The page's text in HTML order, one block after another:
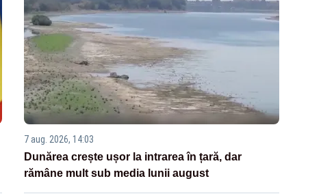
7 aug. 2026, 14:03
Dunărea crește ușor la intrarea în țară, dar
rămâne mult sub media lunii august